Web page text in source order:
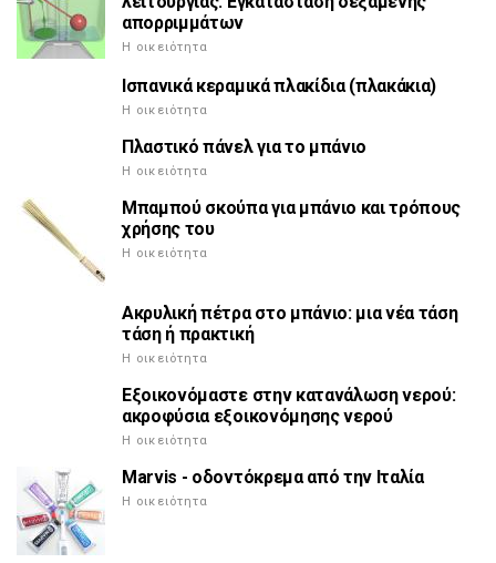
απορριμμάτων
Η οικειότητα
Ισπανικά κεραμικά πλακίδια (πλακάκια)
Η οικειότητα
Πλαστικό πάνελ για το μπάνιο
Η οικειότητα
Μπαμπού σκούπα για μπάνιο και τρόπους
χρήσης του
Η οικειότητα
Ακρυλική πέτρα στο μπάνιο: μια νέα τάση
τάση ή πρακτική
Η οικειότητα
Εξοικονόμαστε στην κατανάλωση νερού:
ακροφύσια εξοικονόμησης νερού
Η οικειότητα
Marvis - οδοντόκρεμα από την Ιταλία
Η οικειότητα